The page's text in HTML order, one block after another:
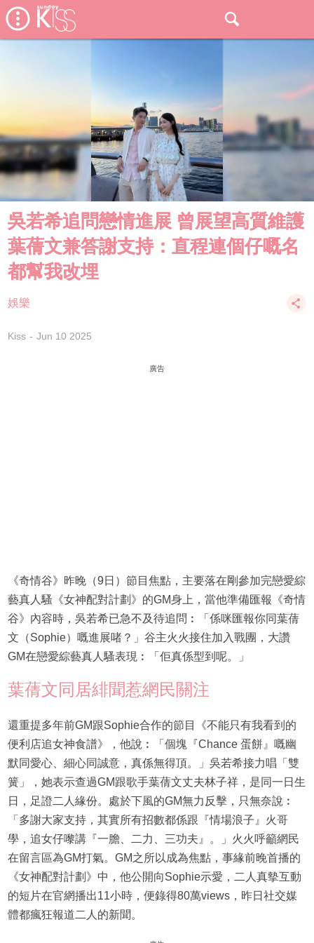
吳若希追問戀情進展 曾展望高質維護
葉蒨文兼答謝支持：直程連個仔嘅名
都幫我改埋
娛樂
Kiss Jun 10 2025
廣告
《奇情谷》昨晚（9日）節目焦點，主要落在剛參加完戀愛綜
藝真人騷《女神配對計劃》的GM身上，當他準備匯報《奇情
谷》內容時，吳若希已急不及待追問︰「係咪匯報你同葉蒨
文（Sophie）嘅進展啫？」谷主火火接住加入戰團，大讚
GM在戀愛綜藝真人騷表現︰「佢真係型到呢。」
葉蒨文同居緋聞惹網民關注
還重提多年前GM跟Sophie合作的節目《不能只有我看到的
便利店追女神食譜》，他說︰「個塊『Chance 蛋餅』嘅幽
默同愛心、細心同誠意，真係無得頂。」吳若希接力唱「雙
簧」，她表示查過GM跟歌手葉蒨文丈夫林子祥，是同一日生
日，足證二人緣份。處於下風的GM無力反擊，只無奈說︰
「多謝大家支持，其實所有招數都係跟『情場浪子』火哥
學，追女仔嚟講『一膽、二力、三功夫』。」火火呼籲網民
在留言區為GM打氣。GM之所以成為焦點，事緣前晚首播的
《女神配對計劃》中，他公開向Sophie示愛，二人真摰互動
的短片在官網播出11小時，便錄得80萬views，昨日社交媒
體都瘋狂報道二人的新聞。